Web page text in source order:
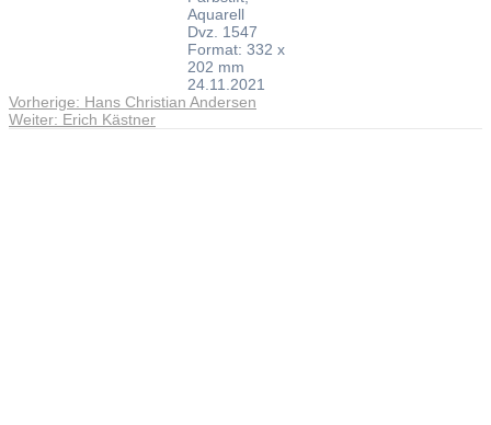
Aquarell
Dvz. 1547
Format: 332 x
202 mm
24.11.2021
Beitragsnavigation
Vorherige: Vorheriger
Beitrag:
Hans Christian Andersen
Weiter: Nächster
Erich Kästner